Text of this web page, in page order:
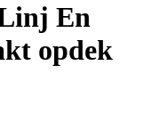
En
opdek